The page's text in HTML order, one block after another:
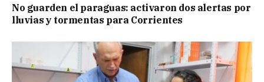
No guarden el paraguas: activaron dos alertas por
lluvias y tormentas para Corrientes